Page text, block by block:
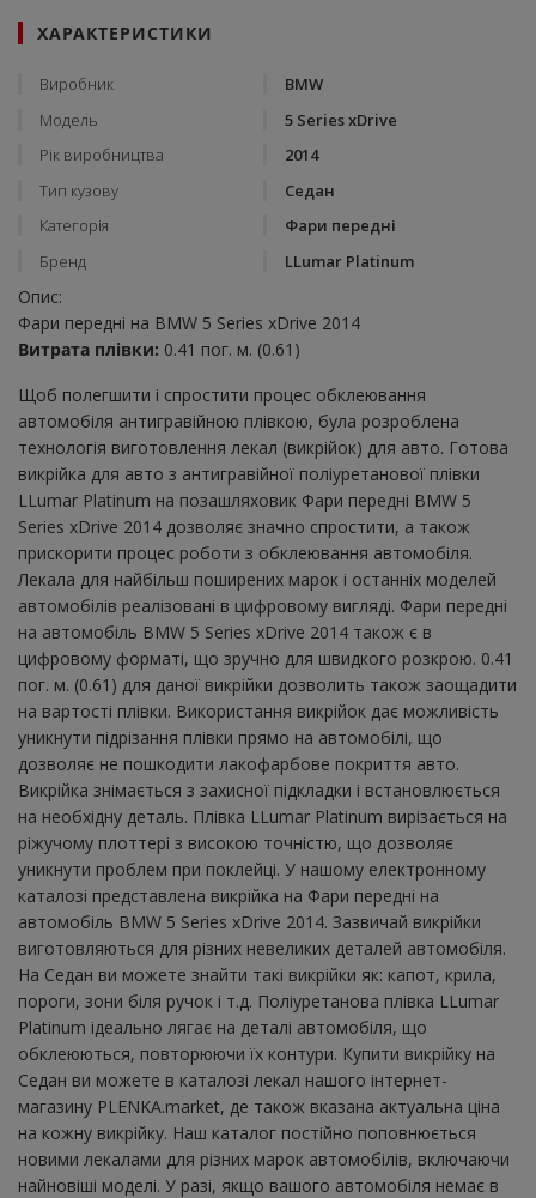
ХАРАКТЕРИСТИКИ
Виробник
BMW
Модель
5 Series xDrive
Рік виробництва
2014
Тип кузову
Седан
Категорія
Фари передні
Бренд
LLumar Platinum
Опис:
Фари передні на BMW 5 Series xDrive 2014
Витрата плівки: 0.41 пог. м. (0.61)
Щоб полегшити і спростити процес обклеювання
автомобіля антигравійною плівкою, була розроблена
технологія виготовлення лекал (викрійок) для авто. Готова
викрійка для авто з антигравійної поліуретанової плівки
LLumar Platinum на позашляховик Фари передні BMW 5
Series xDrive 2014 дозволяє значно спростити, а також
прискорити процес роботи з обклеювання автомобіля.
Лекала для найбільш поширених марок і останніх моделей
автомобілів реалізовані в цифровому вигляді. Фари передні
на автомобіль BMW 5 Series xDrive 2014 також є в
цифровому форматі, що зручно для швидкого розкрою. 0.41
пог. м. (0.61) для даної викрійки дозволить також заощадити
на вартості плівки. Використання викрійок дає можливість
уникнути підрізання плівки прямо на автомобілі, що
дозволяє не пошкодити лакофарбове покриття авто.
Викрійка знімається з захисної підкладки і встановлюється
на необхідну деталь. Плівка LLumar Platinum вирізається на
ріжучому плоттері з високою точністю, що дозволяє
уникнути проблем при поклейці. У нашому електронному
каталозі представлена ​​викрійка на Фари передні на
автомобіль BMW 5 Series xDrive 2014. Зазвичай викрійки
виготовляються для різних невеликих деталей автомобіля.
На Седан ви можете знайти такі викрійки як: капот, крила,
пороги, зони біля ручок і т.д. Поліуретанова плівка LLumar
Platinum ідеально лягає на деталі автомобіля, що
обклеюються, повторюючи їх контури. Купити викрійку на
Седан ви можете в каталозі лекал нашого інтернет-
магазину PLENKA.market, де також вказана актуальна ціна
на кожну викрійку. Наш каталог постійно поповнюється
новими лекалами для різних марок автомобілів, включаючи
найновіші моделі. У разі, якщо вашого автомобіля немає в